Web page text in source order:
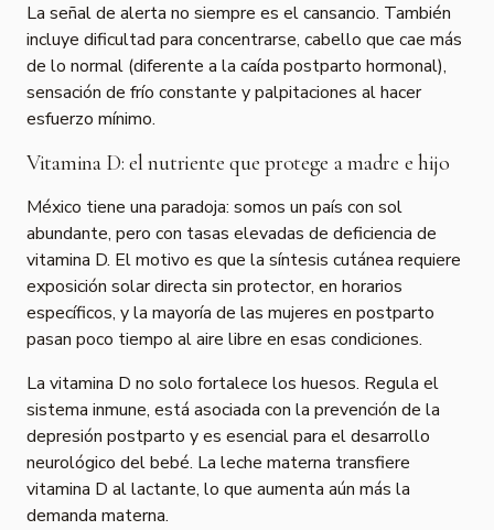
La señal de alerta no siempre es el cansancio. También
incluye dificultad para concentrarse, cabello que cae más
de lo normal (diferente a la caída postparto hormonal),
sensación de frío constante y palpitaciones al hacer
esfuerzo mínimo.
Vitamina D: el nutriente que protege a madre e hijo
México tiene una paradoja: somos un país con sol
abundante, pero con tasas elevadas de deficiencia de
vitamina D. El motivo es que la síntesis cutánea requiere
exposición solar directa sin protector, en horarios
específicos, y la mayoría de las mujeres en postparto
pasan poco tiempo al aire libre en esas condiciones.
La vitamina D no solo fortalece los huesos. Regula el
sistema inmune, está asociada con la prevención de la
depresión postparto y es esencial para el desarrollo
neurológico del bebé. La leche materna transfiere
vitamina D al lactante, lo que aumenta aún más la
demanda materna.